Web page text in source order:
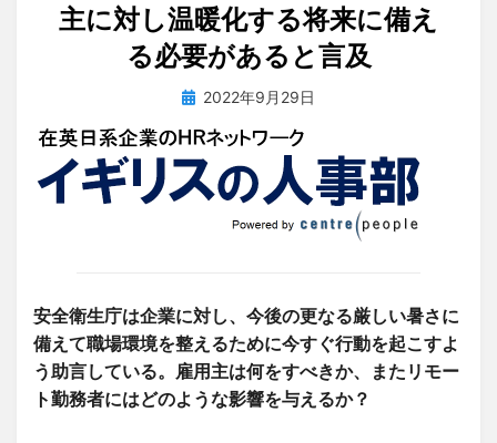
主に対し温暖化する将来に備え
る必要があると言及
投稿者tsuchiya
投
日:
2022年9月29日
安全衛生庁は企業に対し、今後の更なる厳しい暑さに
備えて職場環境を整えるために今すぐ行動を起こすよ
う助言している。雇用主は何をすべきか、またリモー
ト勤務者にはどのような影響を与えるか？